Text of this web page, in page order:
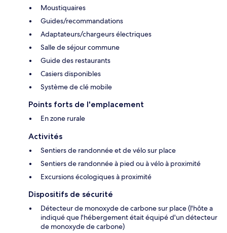
Moustiquaires
Guides/recommandations
Adaptateurs/chargeurs électriques
Salle de séjour commune
Guide des restaurants
Casiers disponibles
Système de clé mobile
Points forts de l'emplacement
En zone rurale
Activités
Sentiers de randonnée et de vélo sur place
Sentiers de randonnée à pied ou à vélo à proximité
Excursions écologiques à proximité
Dispositifs de sécurité
Détecteur de monoxyde de carbone sur place (l'hôte a
indiqué que l'hébergement était équipé d'un détecteur
de monoxyde de carbone)